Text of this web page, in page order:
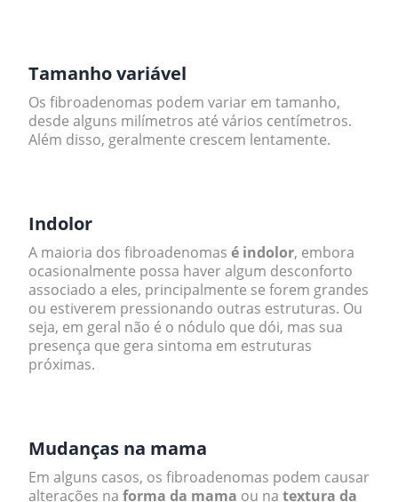
Tamanho variável
Os fibroadenomas podem variar em tamanho,
desde alguns milímetros até vários centímetros.
Além disso, geralmente crescem lentamente.
Indolor
A maioria dos fibroadenomas é indolor, embora
ocasionalmente possa haver algum desconforto
associado a eles, principalmente se forem grandes
ou estiverem pressionando outras estruturas. Ou
seja, em geral não é o nódulo que dói, mas sua
presença que gera sintoma em estruturas
próximas.
Mudanças na mama
Em alguns casos, os fibroadenomas podem causar
alterações na forma da mama ou na textura da